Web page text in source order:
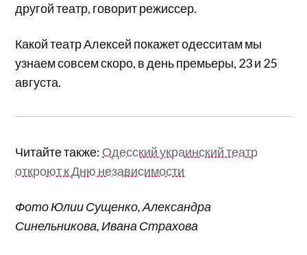
другой театр, говорит режиссер.
Какой театр Алексей покажет одесситам мы
узнаем совсем скоро, в день премьеры, 23 и 25
августа.
Читайте также: Одесский украинский театр
откроют к Дню независимости
Фото Юлии Сущенко,Александра
Синельникова,Ивана Страхова